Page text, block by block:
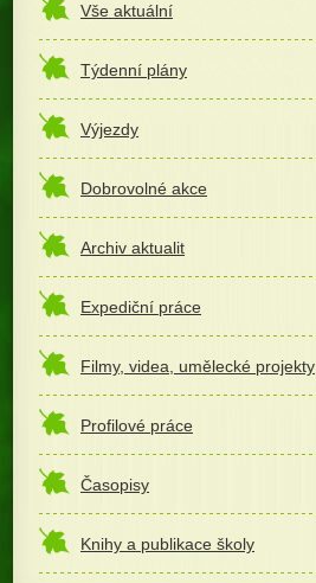
Vše aktuální
Týdenní plány
Výjezdy
Dobrovolné akce
Archiv aktualit
Expediční práce
Filmy, videa, umělecké projekty
Profilové práce
Časopisy
Knihy a publikace školy